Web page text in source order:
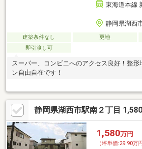
東海道本線
静岡県湖西
建築条件なし 更地
即引渡し可
スーパー、コンビニへのアクセス良好！整形
ン自由自在です！
静岡県湖西市駅南２丁目
1,580万円
（坪単価:29.90万円